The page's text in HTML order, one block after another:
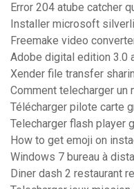
Error 204 atube catcher
Installer microsoft
Freemake video
Adobe digital edition 3.0
Xender file transfer
Comment telecharger un
Télécharger pilote carte
Telecharger flash player
How to get emoji on
Windows 7 bureau à
Diner dash 2 restaurant